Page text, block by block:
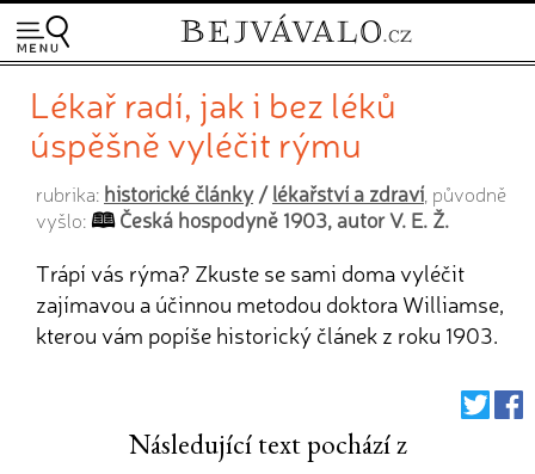
Lékař radí, jak i bez léků
úspěšně vyléčit rýmu
rubrika: historické články/lékařství a zdraví, původně
vyšlo:
Česká hospodyně 1903, autor V. E. Ž.
Trápí vás rýma? Zkuste se sami doma vyléčit
zajímavou a účinnou metodou doktora Williamse,
kterou vám popíše historický článek z roku 1903.
Následující text pochází z